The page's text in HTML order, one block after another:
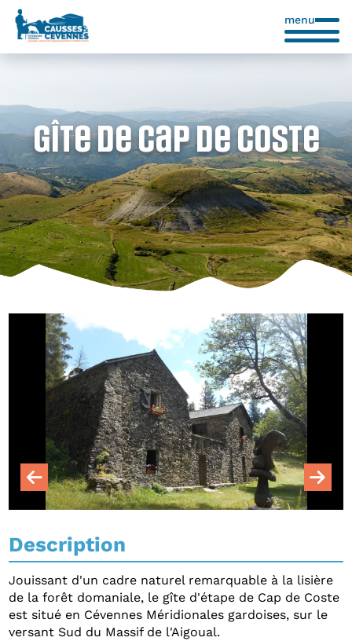
menu
Gîte de Cap de Coste
Description
Jouissant d'un cadre naturel remarquable à la lisière
de la forêt domaniale, le gîte d'étape de Cap de Coste
est situé en Cévennes Méridionales gardoises, sur le
versant Sud du Massif de l'Aigoual.